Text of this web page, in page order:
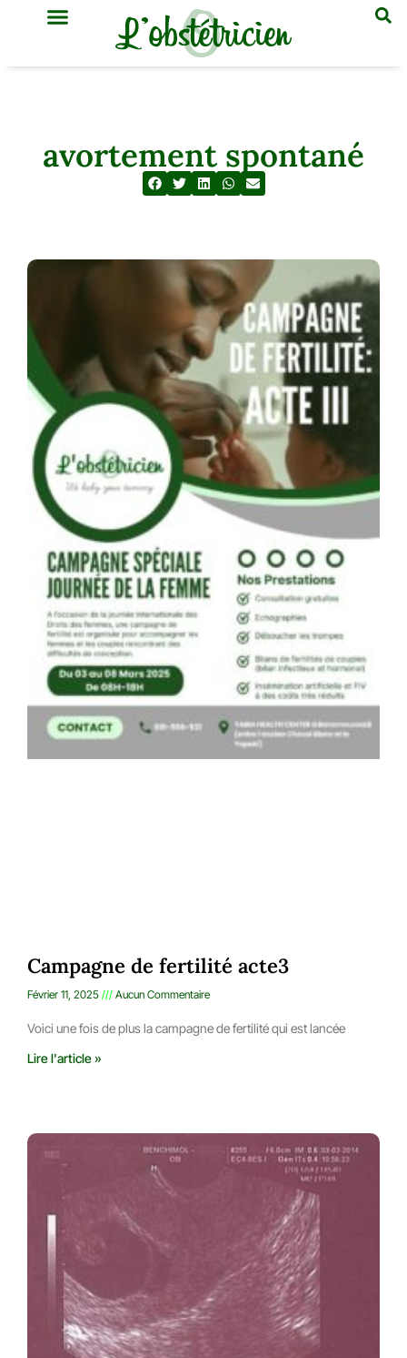
avortement spontané
Campagne de fertilité acte3
Février 11, 2025 Aucun Commentaire
Voici une fois de plus la campagne de fertilité qui est lancée
Lire l'article »